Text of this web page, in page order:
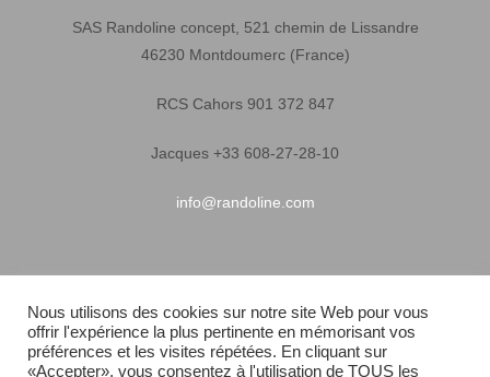
SAS Randoline concept, 521 chemin de Lissandre
46230 Montdoumerc (France)
RCS Cahors 901 372 847
Jacques +33 608-27-28-10
info@randoline.com
Garantie matériel
Nous utilisons des cookies sur notre site Web pour vous
offrir l'expérience la plus pertinente en mémorisant vos
préférences et les visites répétées. En cliquant sur
«Accepter», vous consentez à l'utilisation de TOUS les